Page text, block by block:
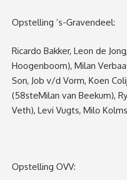
Opstelling ’s-Gravendeel:
Ricardo Bakker, Leon de
Hoogenboom), Milan
Son, Job v/d Vorm, Koen
(58steMilan van Beekum),
Veth), Levi Vugts, Milo
Opstelling OVV: